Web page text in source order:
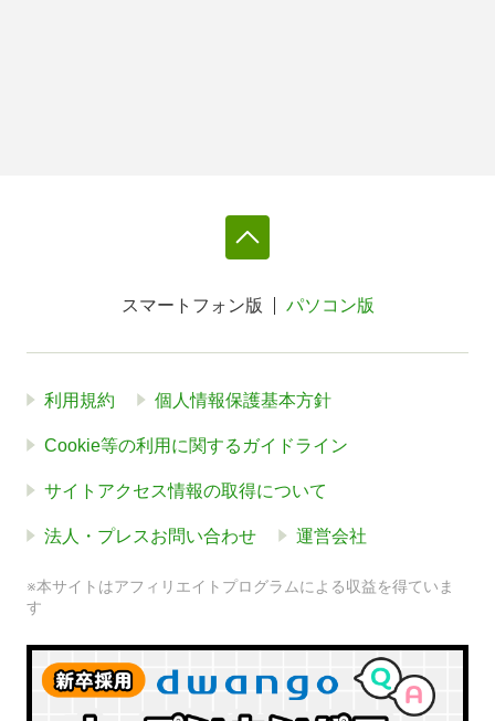
スマートフォン版 パソコン版
利用規約 個人情報保護基本方針
Cookie等の利用に関するガイドライン
サイトアクセス情報の取得について
法人・プレスお問い合わせ 運営会社
※本サイトはアフィリエイトプログラムによる収益を得ていま
す